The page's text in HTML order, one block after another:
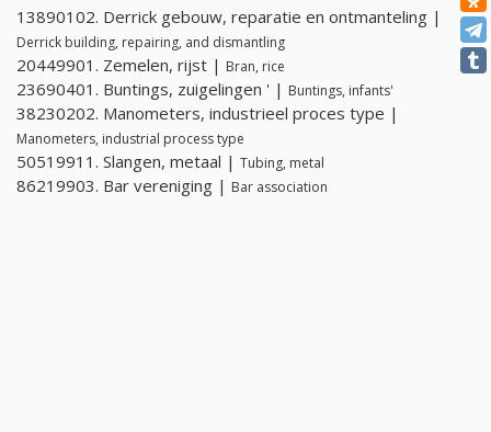
13890102. Derrick gebouw, reparatie en ontmanteling |
Derrick building, repairing, and dismantling
20449901. Zemelen, rijst | Bran, rice
23690401. Buntings, zuigelingen ' | Buntings, infants'
38230202. Manometers, industrieel proces type |
Manometers, industrial process type
50519911. Slangen, metaal | Tubing, metal
86219903. Bar vereniging | Bar association